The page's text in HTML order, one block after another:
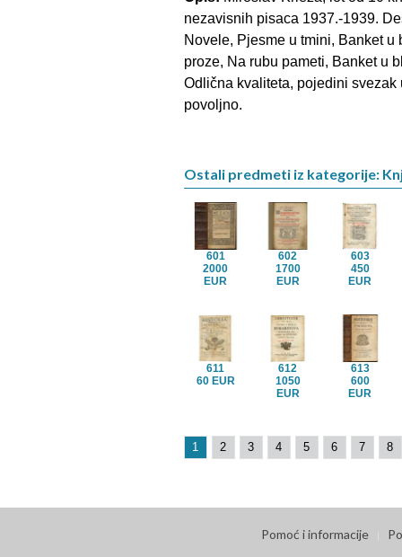
nezavisnih pisaca 1937.-1939.
Novele, Pjesme u tmini, Banket
proze, Na rubu pameti, Banket u
Odlična kvaliteta, pojedini
povoljno.
Ostali predmeti iz kategorije:
601
2000
EUR
602
1700
EUR
603
450
EUR
611
60 EUR
612
1050
EUR
613
600
EUR
1 2 3 4 5 6 7 8
Pomoć i informacije